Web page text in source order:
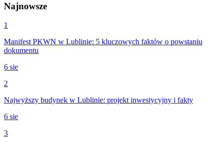
Najnowsze
1
Manifest PKWN w Lublinie: 5 kluczowych faktów o powstaniu
dokumentu
6 sie
2
Najwyższy budynek w Lublinie: projekt inwestycyjny i fakty
6 sie
3